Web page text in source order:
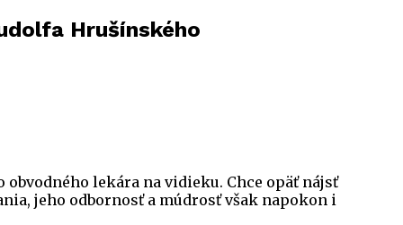
Hrušínského
lekára na vidieku. Chce opäť nájsť
jeho odbornosť a múdrosť však napokon i